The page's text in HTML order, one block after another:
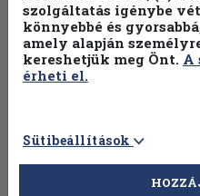
Vissza az előző oldalra
szolgáltatás igénybe
könnyebbé és
amely alapján
kereshetjük meg Önt. A
érheti el.
Sütibeállítások